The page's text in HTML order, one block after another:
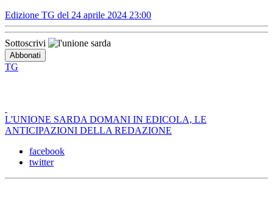
Edizione TG del 24 aprile 2024 23:00
Sottoscrivi
TG
L'UNIONE SARDA DOMANI IN EDICOLA, LE
ANTICIPAZIONI DELLA REDAZIONE
facebook
twitter